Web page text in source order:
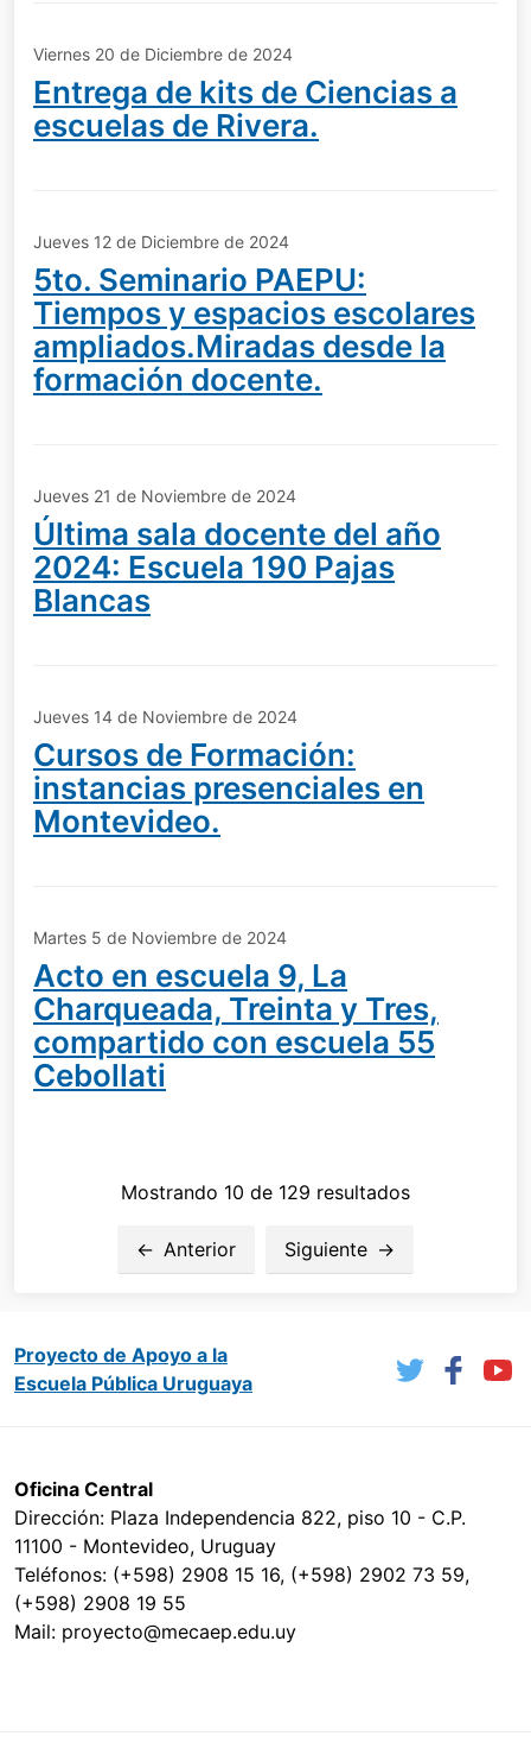
Viernes 20 de Diciembre de 2024
Entrega de kits de Ciencias a
escuelas de Rivera.
Jueves 12 de Diciembre de 2024
5to. Seminario PAEPU:
Tiempos y espacios escolares
ampliados.Miradas desde la
formación docente.
Jueves 21 de Noviembre de 2024
Última sala docente del año
2024: Escuela 190 Pajas
Blancas
Jueves 14 de Noviembre de 2024
Cursos de Formación:
instancias presenciales en
Montevideo.
Martes 5 de Noviembre de 2024
Acto en escuela 9, La
Charqueada, Treinta y Tres,
compartido con escuela 55
Cebollati
Mostrando 10 de 129 resultados
Anterior Siguiente
Proyecto de Apoyo a la
Escuela Pública Uruguaya
Oficina Central
Dirección: Plaza Independencia 822, piso 10 - C.P.
11100 - Montevideo, Uruguay
Teléfonos: (+598) 2908 15 16, (+598) 2902 73 59,
(+598) 2908 19 55
Mail: proyecto@mecaep.edu.uy